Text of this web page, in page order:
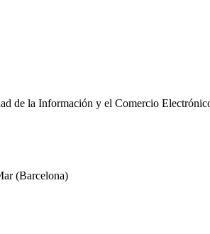
de la Información y el Comercio
(Barcelona)